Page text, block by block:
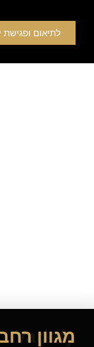
לתיאום ופגישת
Variety
מגוון